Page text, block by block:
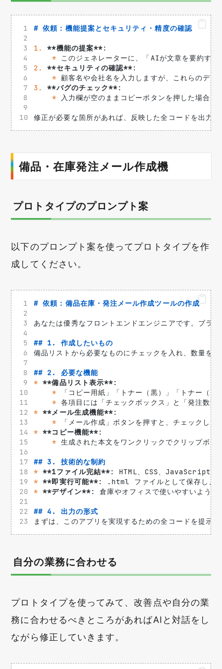
# 依頼：機能提案とセキュリティ・精度の確認
1. **機能の提案**:
* このジェネレーターに、「AIが文章を要約す
2.
**セキュリティの確認**:
* 顧客名や会社名を入力しますが、これらのデ
3.
**バグのチェック**:
* 入力欄が空のままコピーボタンを押した場合
修正が必要な箇所があれば、反映した全コードを出力
備品・在庫発注メール作成機
プロトタイプのプロンプト案
以下のプロンプト案を使ってプロトタイプを作
成してください。
# 依頼：備品在庫・発注メール作成ツールの作成
あなたは優秀なフロントエンドエンジニアです。ブラ
## 1. 作成したいもの
備品リストから必要なものにチェックを入れ、数量を
## 2. 必要な機能
* **備品リスト表示**:
* 「コピー用紙」「トナー（黒）」「トナー（
* 各項目には「チェックボックス」と「発注数量
* **メール生成機能**:
* 「メール作成」ボタンを押すと、チェックし
* **コピー機能**:
* 生成された本文をワンクリックでクリップボー
## 3. 技術的な制約
* **1ファイル完結**: HTML、CSS、JavaScriptを
* **即実行可能**: .html ファイルとして保存し、ブ
* **デザイン**: 倉庫やオフィスで使いやすいよう、
## 4. 出力の形式
まずは、このアプリを実現するための全コードを提示
自分の業務に合わせる
プロトタイプを使ってみて、改善点や自分の業
務に合わせるべきところがあればAIと対話をし
ながら修正していきます。